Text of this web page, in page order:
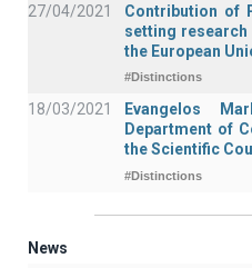
27/04/2021
Contribution of
setting
the European
#Distinctions
18/03/2021
Evangelos
Department of
the Scientific
#Distinctions
News